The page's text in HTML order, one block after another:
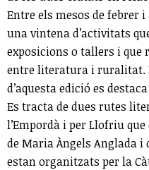
Entre els mesos de febrer
una vintena d’activitats
exposicions o tallers i que
entre literatura i ruralitat.
d’aquesta edició es
Es tracta de dues rutes
l’Empordà i per Llofriu
de Maria Àngels Anglada i
estan organitzats per la